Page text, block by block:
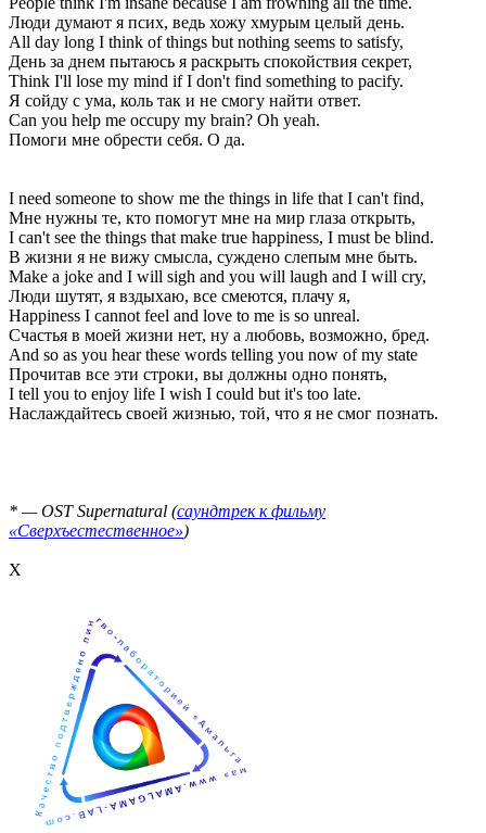
Люди думают я псих, ведь хожу хмурым целый день.
All day long I think of things but nothing seems to satisfy,
День за днем пытаюсь я раскрыть спокойствия секрет,
Think I'll lose my mind if I don't find something to pacify.
Я сойду с ума, коль так и не смогу найти ответ.
Can you help me occupy my brain? Oh yeah.
Помоги мне обрести себя. О да.
I need someone to show me the things in life that I can't find,
Мне нужны те, кто помогут мне на мир глаза открыть,
I can't see the things that make true happiness, I must be blind.
В жизни я не вижу смысла, суждено слепым мне быть.
Make a joke and I will sigh and you will laugh and I will cry,
Люди шутят, я вздыхаю, все смеются, плачу я,
Happiness I cannot feel and love to me is so unreal.
Счастья в моей жизни нет, ну а любовь, возможно, бред.
And so as you hear these words telling you now of my state
Прочитав все эти строки, вы должны одно понять,
I tell you to enjoy life I wish I could but it's too late.
Наслаждайтесь своей жизнью, той, что я не смог познать.
* — OST Supernatural (саундтрек к фильму
«Сверхъестественное»)
Х